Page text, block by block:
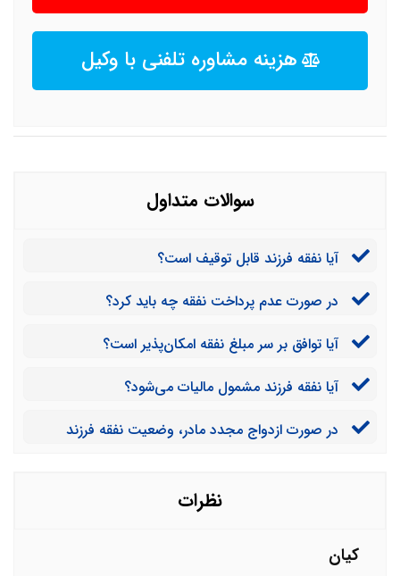
هزینه مشاوره تلفنی با وکیل
سوالات متداول
آیا نفقه فرزند قابل توقیف است؟
آیا توافق بر سر مبلغ نفقه امکان‌پذیر است؟
آیا نفقه فرزند مشمول مالیات می‌شود؟
در صورت ازدواج مجدد مادر، وضعیت نفقه فرزند
نظرات
کیان